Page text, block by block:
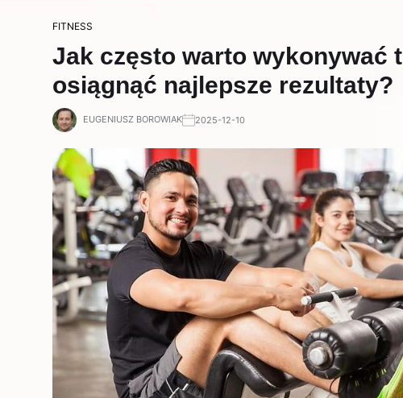
FITNESS
Jak często warto wykonywać
osiągnąć najlepsze rezultaty?
EUGENIUSZ BOROWIAK 2025-12-10